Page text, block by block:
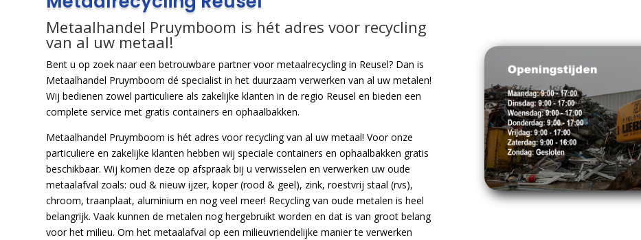
Metaalhandel Pruymboom is hét adres voor recycling
van al uw metaal!
Bent u op zoek naar een betrouwbare partner voor metaalrecycling in Reusel? Dan is
Metaalhandel Pruymboom dé specialist in het duurzaam verwerken van al uw metalen!
Wij bedienen zowel particuliere als zakelijke klanten in de regio Reusel en bieden een
complete service met gratis containers en ophaalbakken.
Metaalhandel Pruymboom is hét adres voor recycling van al uw metaal! Voor onze
particuliere en zakelijke klanten hebben wij speciale containers en ophaalbakken gratis
beschikbaar. Wij komen deze op afspraak bij u verwisselen en verwerken uw oude
metaalafval zoals: oud & nieuw ijzer, koper (rood & geel), zink, roestvrij staal (rvs),
chroom, traanplaat, aluminium en nog veel meer! Recycling van oude metalen is heel
belangrijk. Vaak kunnen de metalen nog hergebruikt worden en dat is van groot belang
voor het milieu. Om het metaalafval op een milieuvriendelijke manier te verwerken